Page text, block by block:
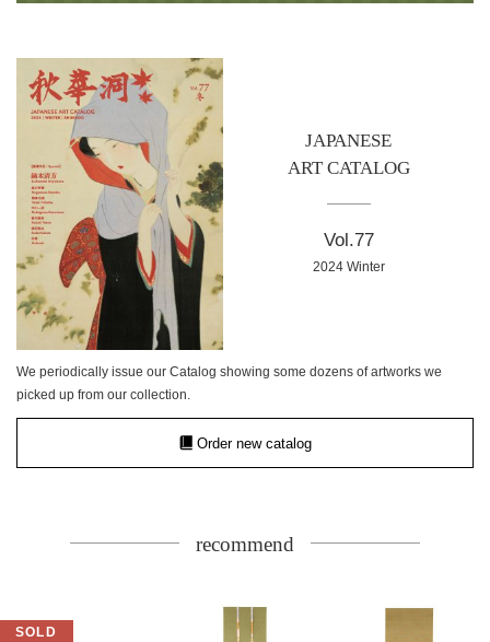
JAPANESE
ART CATALOG
Vol.77
2024 Winter
We periodically issue our Catalog showing some dozens of artworks we
picked up from our collection.
Order new catalog
recommend